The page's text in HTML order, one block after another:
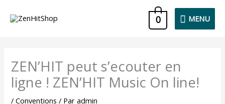
MENU
MENU
0
ZEN’HIT peut s’ecouter en
ligne ! ZEN’HIT Music On line!
/Conventions / Paradmin